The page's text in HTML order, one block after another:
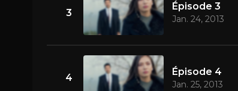
3
Épisode 3
Jan. 24, 2013
4
Épisode 4
Jan. 25, 2013